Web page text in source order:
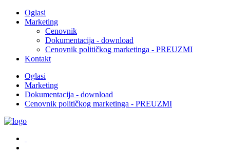
Oglasi
Marketing
Cenovnik
Dokumentacija - download
Cenovnik političkog marketinga - PREUZMI
Kontakt
Oglasi
Marketing
Dokumentacija - download
Cenovnik političkog marketinga - PREUZMI